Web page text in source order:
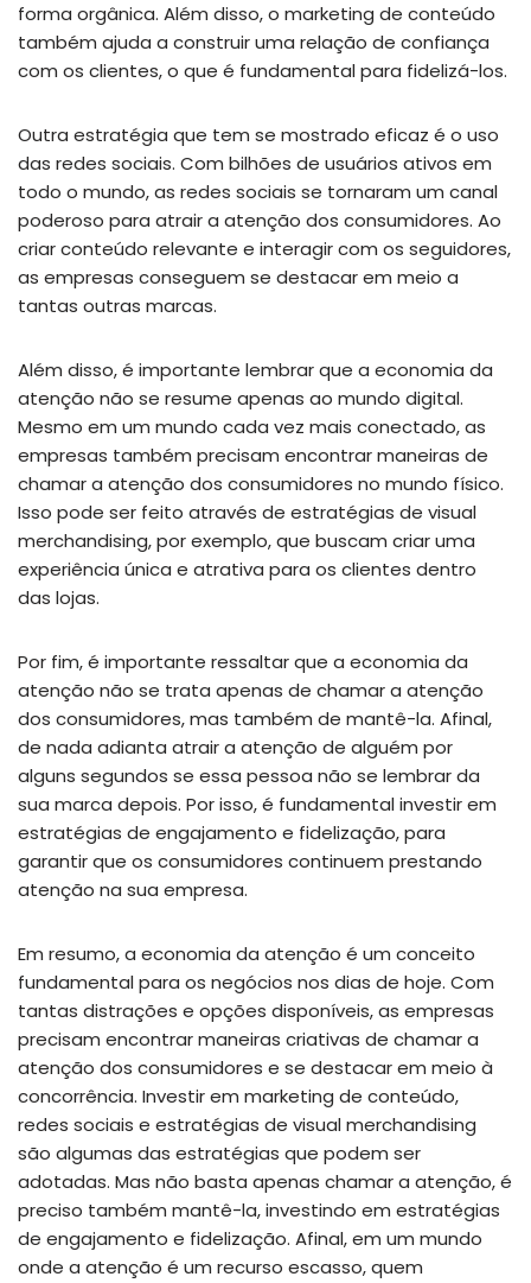
forma orgânica. Além disso, o marketing de conteúdo
também ajuda a construir uma relação de confiança
com os clientes, o que é fundamental para fidelizá-los.
Outra estratégia que tem se mostrado eficaz é o uso
das redes sociais. Com bilhões de usuários ativos em
todo o mundo, as redes sociais se tornaram um canal
poderoso para atrair a atenção dos consumidores. Ao
criar conteúdo relevante e interagir com os seguidores,
as empresas conseguem se destacar em meio a
tantas outras marcas.
Além disso, é importante lembrar que a economia da
atenção não se resume apenas ao mundo digital.
Mesmo em um mundo cada vez mais conectado, as
empresas também precisam encontrar maneiras de
chamar a atenção dos consumidores no mundo físico.
Isso pode ser feito através de estratégias de visual
merchandising, por exemplo, que buscam criar uma
experiência única e atrativa para os clientes dentro
das lojas.
Por fim, é importante ressaltar que a economia da
atenção não se trata apenas de chamar a atenção
dos consumidores, mas também de mantê-la. Afinal,
de nada adianta atrair a atenção de alguém por
alguns segundos se essa pessoa não se lembrar da
sua marca depois. Por isso, é fundamental investir em
estratégias de engajamento e fidelização, para
garantir que os consumidores continuem prestando
atenção na sua empresa.
Em resumo, a economia da atenção é um conceito
fundamental para os negócios nos dias de hoje. Com
tantas distrações e opções disponíveis, as empresas
precisam encontrar maneiras criativas de chamar a
atenção dos consumidores e se destacar em meio à
concorrência. Investir em marketing de conteúdo,
redes sociais e estratégias de visual merchandising
são algumas das estratégias que podem ser
adotadas. Mas não basta apenas chamar a atenção, é
preciso também mantê-la, investindo em estratégias
de engajamento e fidelização. Afinal, em um mundo
onde a atenção é um recurso escasso, quem